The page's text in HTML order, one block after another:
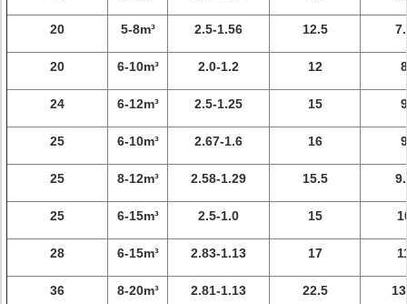
20 5-8m³ 2.5-1.56 12.5
20 6-10m³ 2.0-1.2 12 8
24 6-12m³ 2.5-1.25 15 9
25 6-10m³ 2.67-1.6 16 9
25 8-12m³ 2.58-1.29 15.5
25 6-15m³ 2.5-1.0 15
28 6-15m³ 2.83-1.13 17
36 8-20m³ 2.81-1.13 22.5